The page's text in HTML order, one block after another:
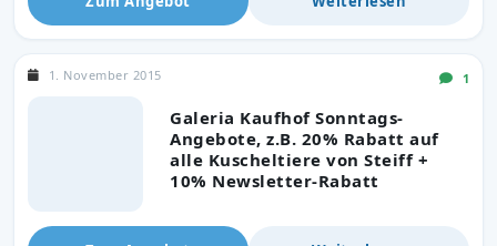
Galeria Kaufhof Sonntags-
Angebote, z.B. 20% Rabatt auf
alle Kuscheltiere von Steiff +
10% Newsletter-Rabatt
1. November 2015 1